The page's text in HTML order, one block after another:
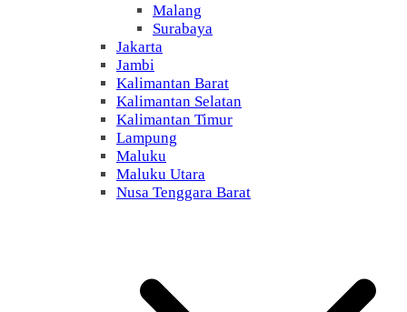
Malang
Surabaya
Jakarta
Jambi
Kalimantan Barat
Kalimantan Selatan
Kalimantan Timur
Lampung
Maluku
Maluku Utara
Nusa Tenggara Barat